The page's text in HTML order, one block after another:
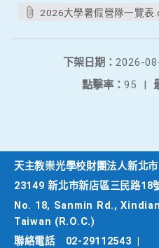
2026大學暑假營隊一覽表
下架日期： 2026-
點擊率： 95 |
天主教崇光學校財團法人新北
23149 新北市新店區三民路18
No. 18, Sanmin Rd.,
Taiwan (R.O.C.)
聯絡電話
02-29112543